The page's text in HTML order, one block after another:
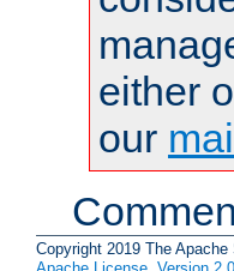
either
our
Copyright 2019 The